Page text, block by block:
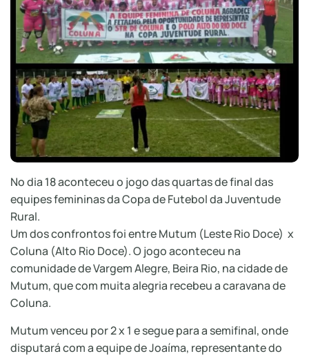
No dia 18 aconteceu o jogo das quartas de final das
equipes femininas da Copa de Futebol da Juventude
Rural.
Um dos confrontos foi entre Mutum (Leste Rio Doce) x
Coluna (Alto Rio Doce). O jogo aconteceu na
comunidade de Vargem Alegre, Beira Rio, na cidade de
Mutum, que com muita alegria recebeu a caravana de
Coluna.
Mutum venceu por 2 x 1 e segue para a semifinal, onde
disputará com a equipe de Joaíma, representante do